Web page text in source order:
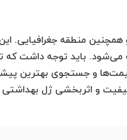
همچنین منطقه جغرافیایی.
می‌شود. باید توجه داشت که
و جستجوی بهترین
و اثربخشی ژل بهداشتی